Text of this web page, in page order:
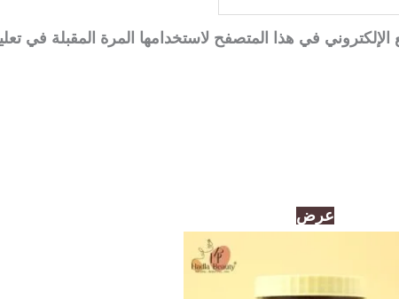
في هذا المتصفح لاستخدامها المرة المقبلة في
عرضالسعر
الأصلي
السعر
الحالي